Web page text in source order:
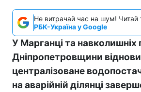
Не витрачай час на шум! Читай
РБК-Україна у Google
У Марганці та
Дніпропетровщини
централізоване
на аварійній ділянці